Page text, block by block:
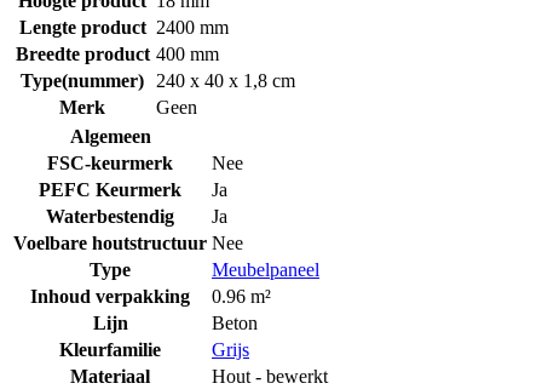
Lengte product 2400 mm
Breedte product 400 mm
Type(nummer)
240 x 40 x 1,8 cm
Merk
Geen
Algemeen
FSC-keurmerk
Nee
PEFC Keurmerk
Ja
Waterbestendig
Ja
Voelbare houtstructuur Nee
Type
Meubelpaneel
Inhoud verpakking
0.96 m²
Lijn
Beton
Kleurfamilie
Grijs
Materiaal
Hout - bewerkt